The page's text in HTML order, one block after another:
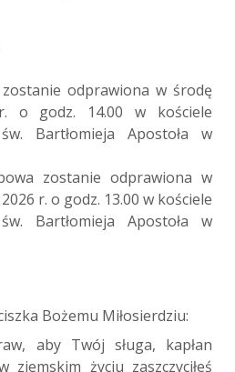
zostanie odprawiona w środę
o godz. 14.00 w kościele
Bartłomieja Apostoła w
zostanie odprawiona w
r. o godz. 13.00 w kościele
Bartłomieja Apostoła w
Bożemu Miłosierdziu:
aby Twój sługa, kapłan
ziemskim życiu zaszczyciłeś